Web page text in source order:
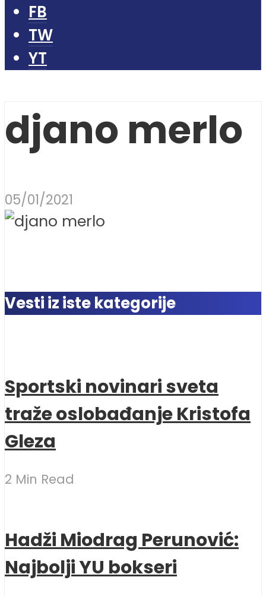
FB
TW
YT
djano merlo
05/01/2021
Vesti iz iste kategorije
Sportski novinari sveta
traže oslobađanje Kristofa
Gleza
2 Min Read
Hadži Miodrag Perunović:
Najbolji YU bokseri